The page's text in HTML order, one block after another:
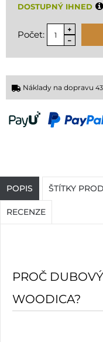
DOSTUPNÝ IHNED
Počet:
Náklady na dopravu
POPIS ŠTÍTKY
RECENZE
PROČ
WOODICA?